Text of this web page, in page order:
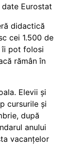
Eurostat
didactică
cei 1.500 de
îi pot folosi
rămân în
Elevii și
cursurile și
după
anului
vacanțelor